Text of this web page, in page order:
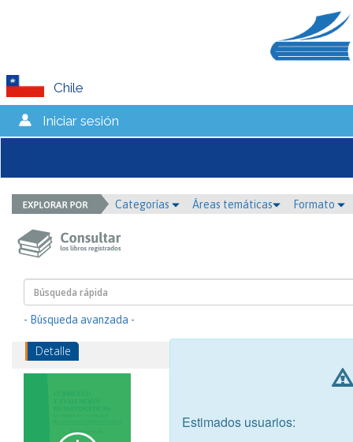
Chile
Iniciar sesión
Categorías Áreas temáticas Formato
- Búsqueda avanzada -
Detalle
Estimados usuarios: